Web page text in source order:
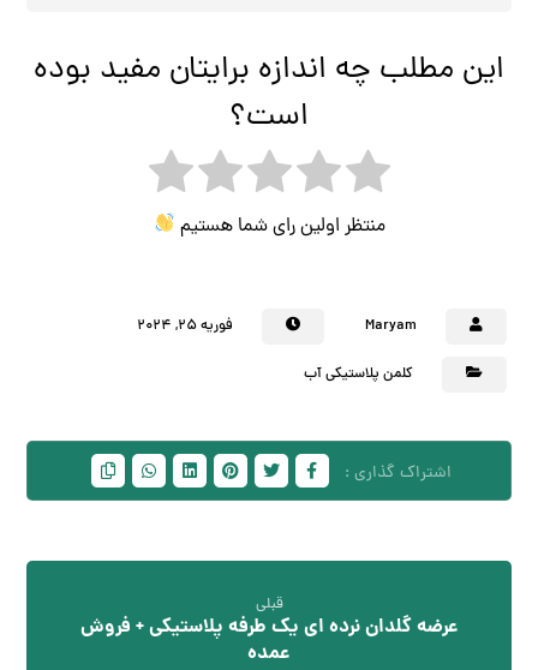
این مطلب چه اندازه برایتان مفید بوده
است؟
منتظر اولین رای شما هستیم
Maryam فوریه ۲۵, ۲۰۲۴
کلمن پلاستیکی آب
قبلی
عرضه گلدان نرده ای یک طرفه پلاستیکی + فروش
عمده